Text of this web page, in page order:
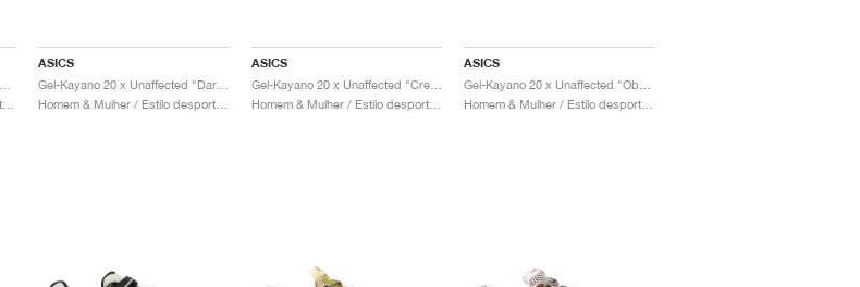
ASICS
Gel-Kayano 20 x Unaffected "Dark Cherry & Black"
Homem & Mulher / Estilo desportivo / Sapatos
ASICS
Gel-Kayano 20 x Unaffected "Cream & Lake Grey"
Homem & Mulher / Estilo desportivo / Sapatos
ASICS